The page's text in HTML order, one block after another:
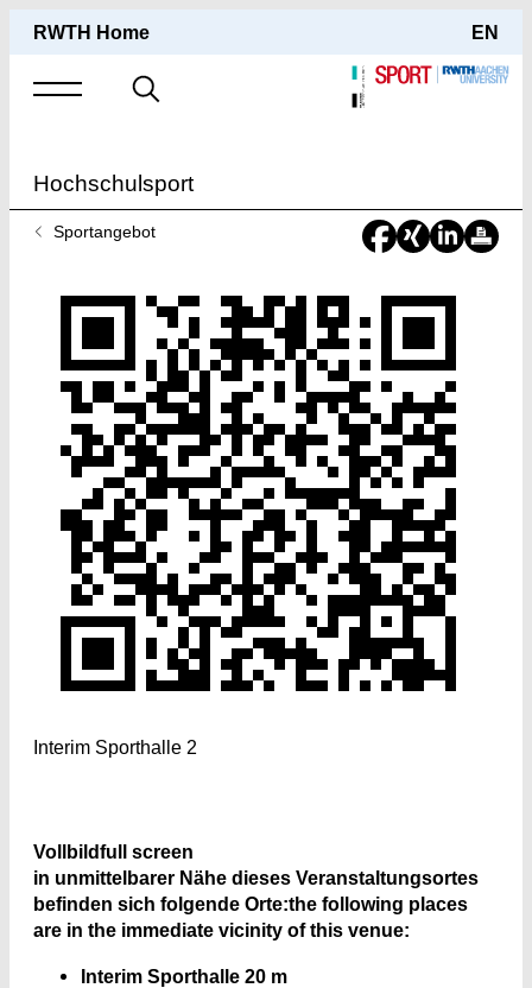
RWTH Home EN
Suche
Hochschulsport
SieSportangebot
Interim Sporthalle 2
Vollbildfull screen
in unmittelbarer Nähe dieses Veranstaltungsortes
befinden sich folgende Orte:the following places
are in the immediate vicinity of this venue:
Interim Sporthalle 20 m